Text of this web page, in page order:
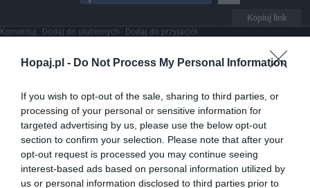
Hopaj.pl - Do Not Process My Personal Information
If you wish to opt-out of the sale, sharing to third parties, or
processing of your personal or sensitive information for
targeted advertising by us, please use the below opt-out
section to confirm your selection. Please note that after your
opt-out request is processed you may continue seeing
interest-based ads based on personal information utilized by
us or personal information disclosed to third parties prior to
Kopiuj link
Komentuj Dodaj do ulubionych Dodaj do przyjaciół